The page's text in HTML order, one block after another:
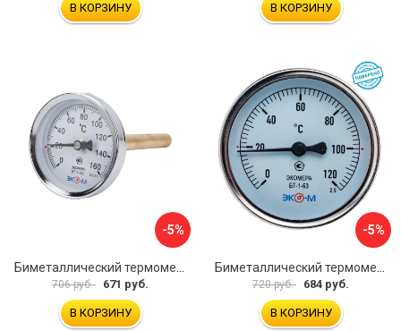
В КОРЗИНУ В КОРЗИНУ
-5%
706 руб. 671 руб.
В КОРЗИНУ
-5%
720 руб. 684 руб.
В КОРЗИНУ